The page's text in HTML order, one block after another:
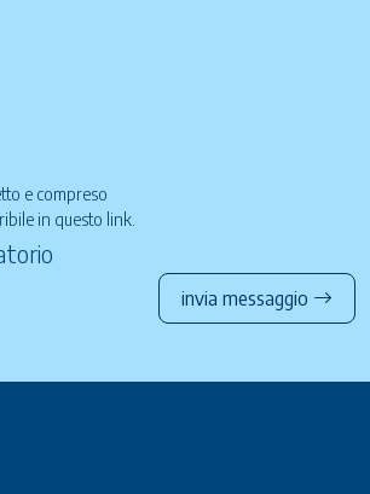
e compreso
in questo link
invia messaggio